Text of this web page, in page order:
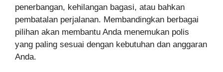
penerbangan, kehilangan bagasi, atau bahkan
pembatalan perjalanan. Membandingkan berbagai
pilihan akan membantu Anda menemukan polis
yang paling sesuai dengan kebutuhan dan anggaran
Anda.